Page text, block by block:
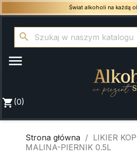
Świat alkoholi na każdą
search

shopping_cart (0)
Strona główna
LIKIER
MALINA-PIERNIK 0.5L